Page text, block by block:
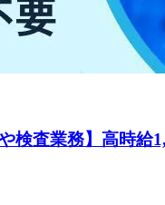
検査業務】高時